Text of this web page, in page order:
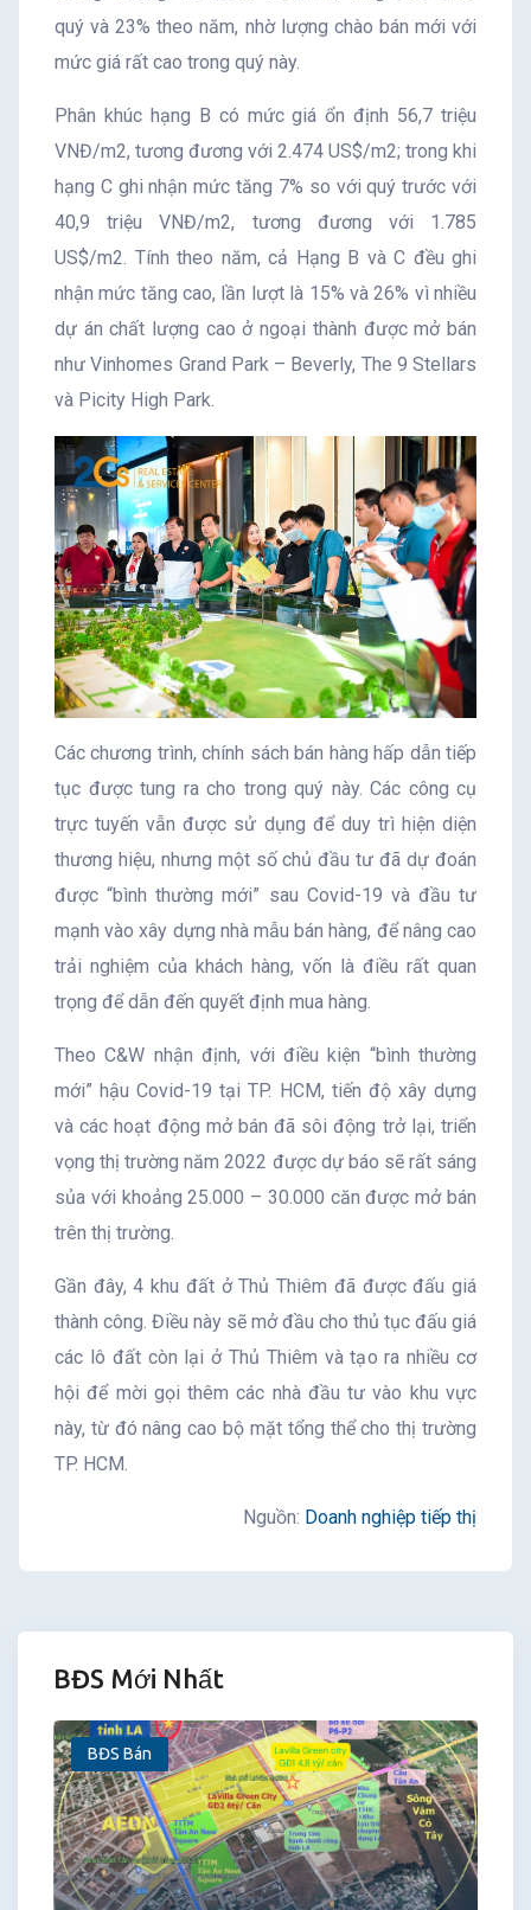
quý và 23% theo năm, nhờ lượng chào bán mới với
mức giá rất cao trong quý này.
Phân khúc hạng B có mức giá ổn định 56,7 triệu
VNĐ/m2, tương đương với 2.474 US$/m2; trong khi
hạng C ghi nhận mức tăng 7% so với quý trước với
40,9 triệu VNĐ/m2, tương đương với 1.785
US$/m2. Tính theo năm, cả Hạng B và C đều ghi
nhận mức tăng cao, lần lượt là 15% và 26% vì nhiều
dự án chất lượng cao ở ngoại thành được mở bán
như Vinhomes Grand Park – Beverly, The 9 Stellars
và Picity High Park.
Các chương trình, chính sách bán hàng hấp dẫn tiếp
tục được tung ra cho trong quý này. Các công cụ
trực tuyến vẫn được sử dụng để duy trì hiện diện
thương hiệu, nhưng một số chủ đầu tư đã dự đoán
được “bình thường mới” sau Covid-19 và đầu tư
mạnh vào xây dựng nhà mẫu bán hàng, để nâng cao
trải nghiệm của khách hàng, vốn là điều rất quan
trọng để dẫn đến quyết định mua hàng.
Theo C&W nhận định, với điều kiện “bình thường
mới” hậu Covid-19 tại TP. HCM, tiến độ xây dựng
và các hoạt động mở bán đã sôi động trở lại, triển
vọng thị trường năm 2022 được dự báo sẽ rất sáng
sủa với khoảng 25.000 – 30.000 căn được mở bán
trên thị trường.
Gần đây, 4 khu đất ở Thủ Thiêm đã được đấu giá
thành công. Điều này sẽ mở đầu cho thủ tục đấu giá
các lô đất còn lại ở Thủ Thiêm và tạo ra nhiều cơ
hội để mời gọi thêm các nhà đầu tư vào khu vực
này, từ đó nâng cao bộ mặt tổng thể cho thị trường
TP. HCM.
Nguồn: Doanh nghiệp tiếp thị
BĐS Mới Nhất
BĐS Bán